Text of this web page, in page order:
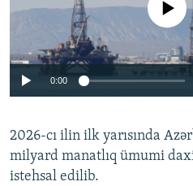
Auto 240p
No media source
0:00
2026-cı ilin ilk yarısında
milyard manatlıq ümumi
istehsal edilib.